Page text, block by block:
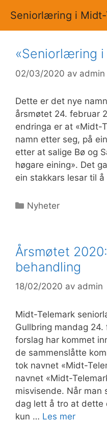
innhold
Seniorlæring i Midt-
«Seniorlæring i
02/03/2020 av admin
Dette er det nye
årsmøtet 24. februar
endringa er at «Midt-
namn etter seg, på
etter at salige Bø og
høgare eining». Det
ein stakkars lesar til
Kategorier
Nyheter
Årsmøtet
behandling
18/02/2020 av admin
Midt-Telemark
Gullbring mandag 24.
forslag har kommet
de sammenslåtte
tok navnet «Midt-
navnet «Midt-
misvisende. Når man
dag lett å tro at dette
kun … Les mer